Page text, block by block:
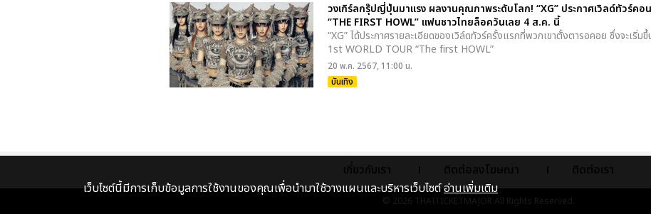
วงเกิร์ลกรุ๊ปญี่ปุ่นมาแรง ผลงานคุณภาพระดับโลก! “XG” ประกาศเวิลด์ทัวร์คอ
“THE FIRST HOWL” แฟนชาวไทยล็อควันเลย 4 ส.ค. นี้
“XG” ได้ประกาศรายละเอียดของเวิล์ดทัวร์ครั้งแรกที่พวกเขาตั้งตารอคอย ซึ่งจะเริ่
1st WORLD TOUR “The first HOWL”
20 พ.ค. 2567, 11:00 น.
บันเทิง
เกี่ยวกับเรา ติดต่อลงโฆษณา ติดต่อเรา
© 2026 THAITICKETMAJOR All Rights Reserved.
เว็บไซต์นี้มีการเก็บข้อมูลการใช้งานของคุณเพื่อนำมาใช้วางแผนและบริหารเว็บไซต์อ่านเพิ่มเติม